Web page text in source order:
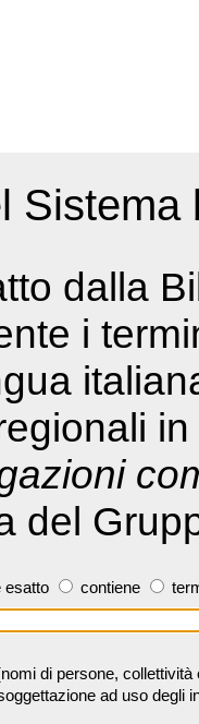
dalla
i
del
esatto contiene
di persone,
ad uso degli